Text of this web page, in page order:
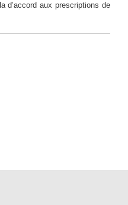
d’accord aux prescriptions de